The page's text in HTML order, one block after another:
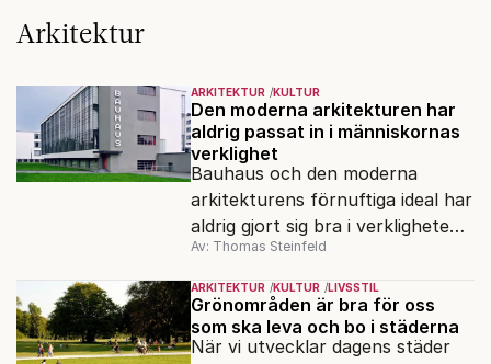
Arkitektur
ARKITEKTUR KULTUR
Den moderna arkitekturen har
aldrig passat in i människornas
verklighet
Bauhaus och den moderna
arkitekturens förnuftiga ideal har
aldrig gjort sig bra i verkligheten
och redan från början har
människan vantrivts med dem.
Av: Thomas Steinfeld
ARKITEKTUR KULTUR LIVSSTIL
Grönområden är bra för oss
som ska leva och bo i städerna
När vi utvecklar dagens städer